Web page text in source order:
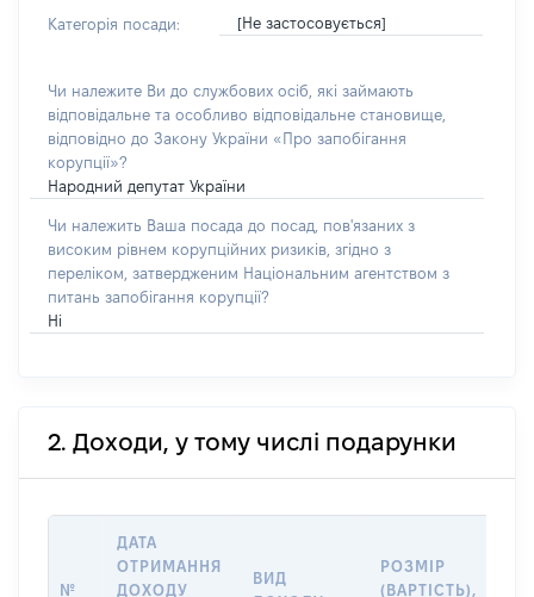
Категорія посади: [Не застосовується]
Чи належите Ви до службових осіб, які займають
відповідальне та особливо відповідальне становище,
відповідно до Закону України «Про запобігання
корупції»?
Народний депутат України
Чи належить Ваша посада до посад, пов'язаних з
високим рівнем корупційних ризиків, згідно з
переліком, затвердженим Національним агентством з
питань запобігання корупції?
Ні
2. Доходи, у тому числі подарунки
№
ДАТА
ОТРИМАННЯ
ДОХОДУ
ВИД
РОЗМІР
(ВАРТІСТЬ),